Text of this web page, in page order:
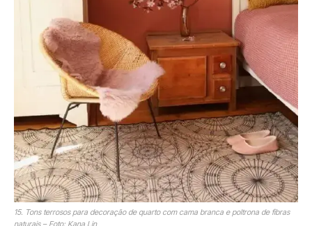
15. Tons terrosos para decoração de quarto com cama branca e poltrona de fibras
naturais – Foto: Kana Lin